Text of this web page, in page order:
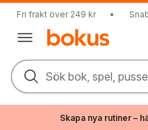
Fri frakt över 249 kr •
Sök bok, spel,
Skapa nya rutiner –